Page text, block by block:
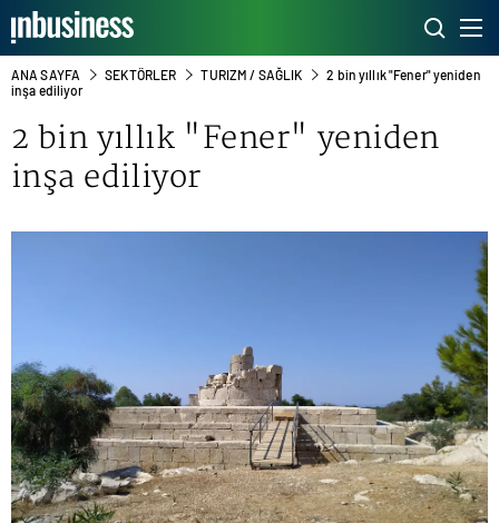
ANA SAYFA SEKTÖRLER TURIZM / SAĞLIK
2 bin yıllık "Fener" yeniden
inşa ediliyor
2 bin yıllık "Fener" yeniden
inşa ediliyor